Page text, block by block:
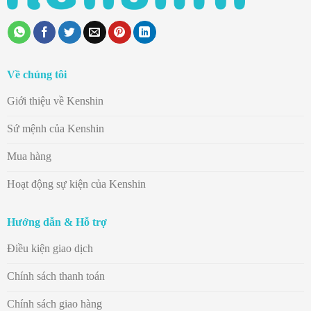
Về chúng tôi
Giới thiệu về Kenshin
Sứ mệnh của Kenshin
Mua hàng
Hoạt động sự kiện của Kenshin
Hướng dẫn & Hỗ trợ
Điều kiện giao dịch
Chính sách thanh toán
Chính sách giao hàng